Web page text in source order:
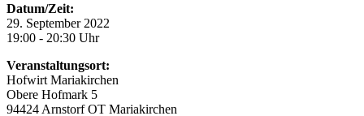
Datum/Zeit:
29. September 2022
19:00 - 20:30 Uhr
Veranstaltungsort:
Hofwirt Mariakirchen
Obere Hofmark 5
94424 Arnstorf OT Mariakirchen